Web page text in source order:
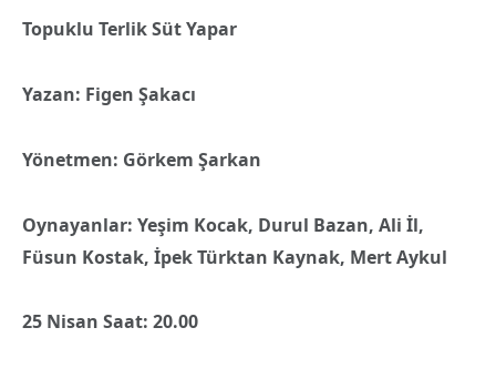
Topuklu Terlik Süt Yapar
Yazan: Figen Şakacı
Yönetmen: Görkem Şarkan
Oynayanlar: Yeşim Kocak, Durul Bazan, Ali İl,
Füsun Kostak, İpek Türktan Kaynak, Mert Aykul
25 Nisan Saat: 20.00